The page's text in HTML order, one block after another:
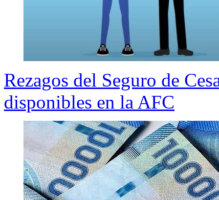
Rezagos del Seguro de
disponibles en la AFC